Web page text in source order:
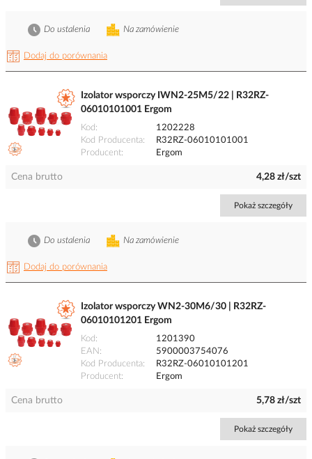
Dodaj do porównania
Na zamówienie
Do ustalenia
Izolator wsporczy IWN2-25M5/22 | R32RZ-
06010101001 Ergom
Kod
1202228
Kod Producenta
R32RZ-06010101001
Producent
Ergom
Cena brutto 4,28 zł/szt
Pokaż szczegóły
Dodaj do porównania
Na zamówienie
Do ustalenia
Izolator wsporczy WN2-30M6/30 | R32RZ-
06010101201 Ergom
Kod
1201390
EAN
5900003754076
Kod Producenta
R32RZ-06010101201
Producent
Ergom
Cena brutto 5,78 zł/szt
Pokaż szczegóły